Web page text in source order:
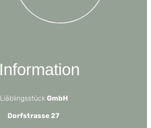
Information
LiäblingsstückGmbH
Dorfstrasse 27